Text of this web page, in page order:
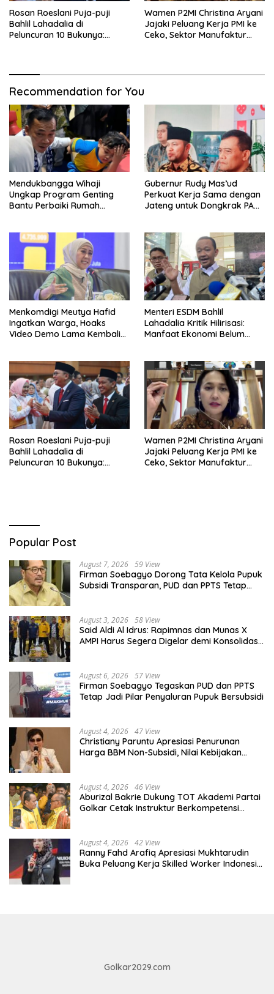
Rosan Roeslani Puja-puji
Bahlil Lahadalia di
Peluncuran 10 Bukunya:
Wamen P2MI Christina Aryani
Jajaki Peluang Kerja PMI ke
Ceko, Sektor Manufaktur
Recommendation for You
Mendukbangga Wihaji
Ungkap Program Genting
Bantu Perbaiki Rumah
Gubernur Rudy Mas’ud
Perkuat Kerja Sama dengan
Jateng untuk Dongkrak PAD
Menkomdigi Meutya Hafid
Ingatkan Warga, Hoaks
Video Demo Lama Kembali
Menteri ESDM Bahlil
Lahadalia Kritik Hilirisasi:
Manfaat Ekonomi Belum
Rosan Roeslani Puja-puji
Bahlil Lahadalia di
Peluncuran 10 Bukunya:
Wamen P2MI Christina Aryani
Jajaki Peluang Kerja PMI ke
Ceko, Sektor Manufaktur
Popular Post
August 7, 2026 59 View
Firman Soebagyo Dorong Tata Kelola Pupuk
Subsidi Transparan, PUD dan PPTS Tetap
August 3, 2026 58 View
Said Aldi Al Idrus: Rapimnas dan Munas X
AMPI Harus Segera Digelar demi Konsolidasi
August 6, 2026 57 View
Firman Soebagyo Tegaskan PUD dan PPTS
Tetap Jadi Pilar Penyaluran Pupuk Bersubsidi
August 4, 2026 47 View
Christiany Paruntu Apresiasi Penurunan
Harga BBM Non-Subsidi, Nilai Kebijakan
August 4, 2026 46 View
Aburizal Bakrie Dukung TOT Akademi Partai
Golkar Cetak Instruktur Berkompetensi
August 4, 2026 42 View
Ranny Fahd Arafiq Apresiasi Mukhtarudin
Buka Peluang Kerja Skilled Worker Indonesia
Golkar2029.com